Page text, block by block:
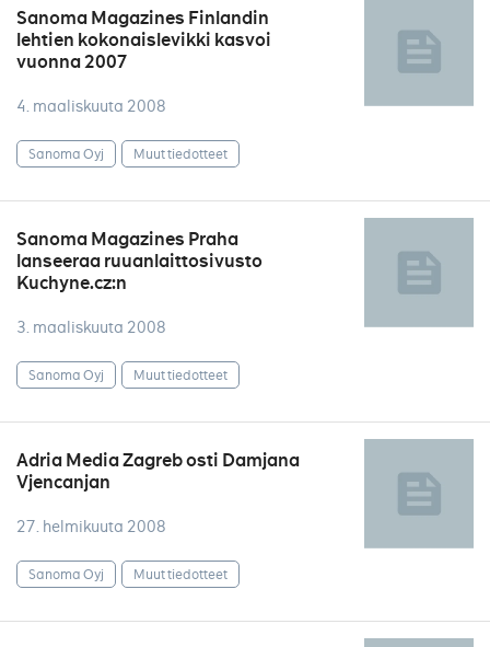
Sanoma Magazines Finlandin
lehtien kokonaislevikki kasvoi
vuonna 2007
4. maaliskuuta 2008
Sanoma Oyj Muut tiedotteet
Sanoma Magazines Praha
lanseeraa ruuanlaittosivusto
Kuchyne.cz:n
3. maaliskuuta 2008
Sanoma Oyj Muut tiedotteet
Adria Media Zagreb osti Damjana
Vjencanjan
27. helmikuuta 2008
Sanoma Oyj Muut tiedotteet